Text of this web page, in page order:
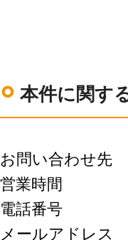
本件に関す
お問い合わせ先
営業時間 ：
電話番号 ：
メールアドレス